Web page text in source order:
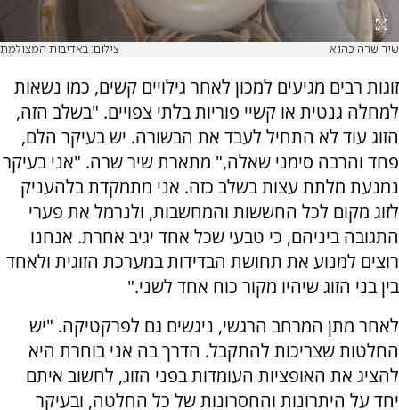
שיר שרה כהנא צילום: באדיבות המצולמת
זוגות רבים מגיעים למכון לאחר גילויים קשים, כמו נשאות
למחלה גנטית או קשיי פוריות בלתי צפויים. "בשלב הזה,
הזוג עוד לא התחיל לעבד את הבשורה. יש בעיקר הלם,
פחד והרבה סימני שאלה," מתארת שיר שרה. "אני בעיקר
נמנעת מלתת עצות בשלב כזה. אני מתמקדת בלהעניק
לזוג מקום לכל החששות והמחשבות, ולנרמל את פערי
התגובה ביניהם, כי טבעי שכל אחד יגיב אחרת. אנחנו
רוצים למנוע את תחושת הבדידות במערכת הזוגית ולאחד
בין בני הזוג שיהיו מקור כוח אחד לשני."
לאחר מתן המרחב הרגשי, ניגשים גם לפרקטיקה. "יש
החלטות שצריכות להתקבל. הדרך בה אני בוחרת היא
להציג את האופציות העומדות בפני הזוג, לחשוב איתם
יחד על היתרונות והחסרונות של כל החלטה, ובעיקר